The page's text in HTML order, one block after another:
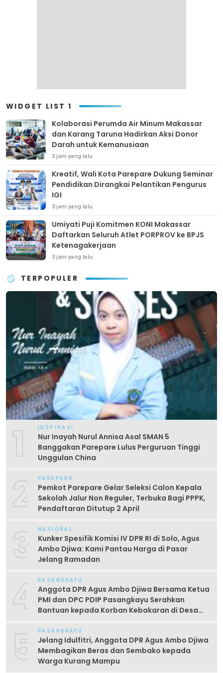
WIDGET LIST 1
Kolaborasi Perumda Air Minum Makassar
dan Karang Taruna Hadirkan Aksi Donor
Darah untuk Kemanusiaan
3 jam yang lalu
Kreatif, Wali Kota Parepare Dukung Seminar
Pendidikan Dirangkai Pelantikan Pengurus
IGI
3 jam yang lalu
Umiyati Puji Komitmen KONI Makassar
Daftarkan Seluruh Atlet PORPROV ke BPJS
Ketenagakerjaan
3 jam yang lalu
TERPOPULER
1 INSPIRASI
Nur Inayah Nurul Annisa Asal SMAN 5
Banggakan Parepare Lulus Perguruan Tinggi
Unggulan China
2 PAREPARE
Pemkot Parepare Gelar Seleksi Calon Kepala
Sekolah Jalur Non Reguler, Terbuka Bagi PPPK,
Pendaftaran Ditutup 2 April
3 NASIONAL
Kunker Spesifik Komisi IV DPR RI di Solo, Agus
Ambo Djiwa: Kami Pantau Harga di Pasar
Jelang Ramadan
4 PASANGKAYU
Anggota DPR Agus Ambo Djiwa Bersama Ketua
PMI dan DPC PDIP Pasangkayu Serahkan
Bantuan kepada Korban Kebakaran di Desa
5 PASANGKAYU
Jelang Idulfitri, Anggota DPR Agus Ambo Djiwa
Membagikan Beras dan Sembako kepada
Warga Kurang Mampu